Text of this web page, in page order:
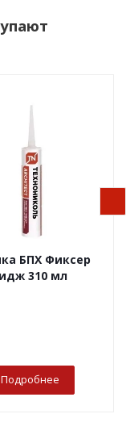
БПХ Фиксер
310 мл
Подробнее